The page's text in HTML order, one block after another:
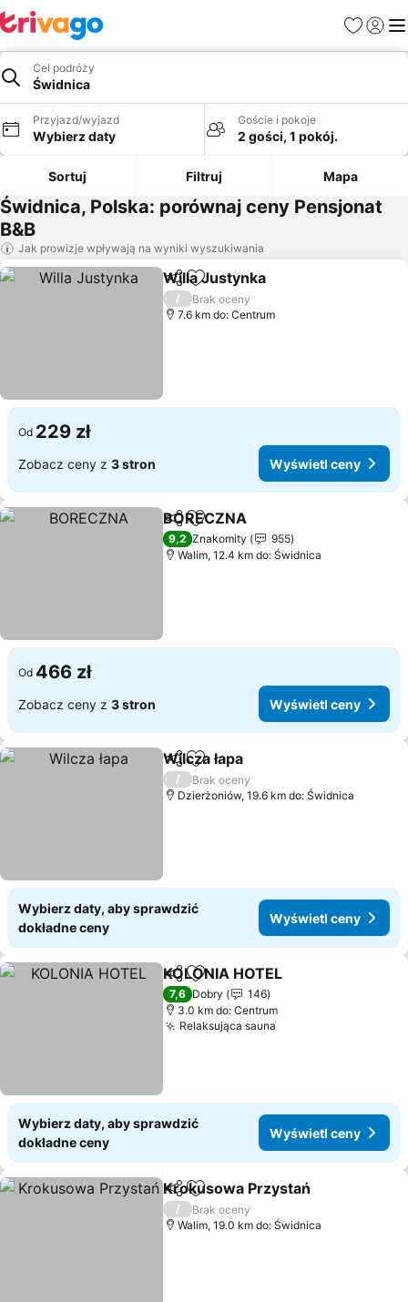
Ulubione
Cel podróży
Świdnica
Przyjazd/wyjazd
Wybierz daty
Goście i pokoje
2 gości, 1 pokój.
Sortuj Filtruj Mapa
Świdnica, Polska: porównaj ceny Pensjonat
B&B
Jak prowizje wpływają na wyniki wyszukiwania
Udostępnij
Dodaj do ulubionych
Willa Justynka
/
Brak oceny
7.6 km do: Centrum
Od 229 zł
Zobacz ceny z 3 stron Wyświetl ceny
Udostępnij
Dodaj do ulubionych
BORECZNA
9,2 Znakomity
955
Walim, 12.4 km do: Świdnica
Od 466 zł
Zobacz ceny z 3 stron Wyświetl ceny
Udostępnij
Dodaj do ulubionych
Wilcza łapa
/
Brak oceny
Dzierżoniów, 19.6 km do: Świdnica
Wybierz daty, aby sprawdzić
dokładne ceny
Wyświetl ceny
Udostępnij
Dodaj do ulubionych
KOLONIA HOTEL
7,6 Dobry
146
3.0 km do: Centrum
Relaksująca sauna
Wybierz daty, aby sprawdzić
dokładne ceny
Wyświetl ceny
Udostępnij
Dodaj do ulubionych
Krokusowa Przystań
/
Brak oceny
Walim, 19.0 km do: Świdnica